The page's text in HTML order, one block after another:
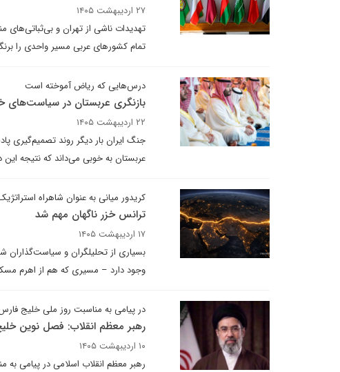
۲۷ اردیبهشت ۱۴۰۵
تهدیدات ناشی از تهران و بی‌ثباتی‌های
تمام کشورهای عربی مسیر واحدی را
درس‌هایی که ریاض آموخته است
بازنگری عربستان در سیاست‌های
۲۲ اردیبهشت ۱۴۰۵
جنگ ایران بار دیگر روند تصمیم‌گیری
عربستان به خوبی می‌داند که نتیجه این
کریدور میانی به عنوان شاهراه
ترانس خزر ناگهان مهم شد
۱۷ اردیبهشت ۱۴۰۵
بسیاری از تحلیلگران و سیاست‌گذاران
وجود دارد – مسیری که هم از اهرم
در پیامی به مناسبت روز ملی خلیج
رهبر معظم انقلاب: فصل نوین
۱۰ اردیبهشت ۱۴۰۵
رهبر معظم انقلاب اسلامی در پیامی به